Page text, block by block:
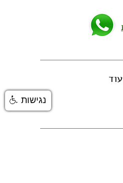
עוד
נגישות